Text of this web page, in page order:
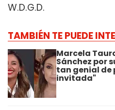
W.D.G.D.
TAMBIÉN TE PUEDE
Marcela
Sánchez por
tan genial de
invitada"